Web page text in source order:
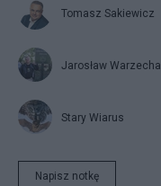
Tomasz Sakiewicz
Jarosław Warzecha
Stary Wiarus
Napisz notkę